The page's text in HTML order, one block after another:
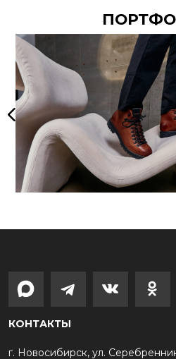
КОНТАКТЫ
г. Новосибирск, ул.